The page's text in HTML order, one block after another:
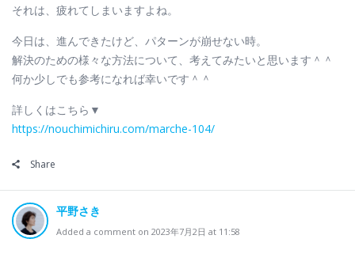
それは、疲れてしまいますよね。
今日は、進んできたけど、パターンが崩せない時。
解決のための様々な方法について、考えてみたいと思います＾＾
何か少しでも参考になれば幸いです＾＾
詳しくはこちら▼
https://nouchimichiru.com/marche-104/
Share
平野さき
Added a comment on 2023年7月2日 at 11:58